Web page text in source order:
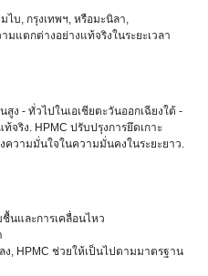
บ, กรุงเทพฯ, หรือมะนิลา,
มแตกต่างอย่างแท้จริงในระยะเวลา
- ทั่วไปในเอเชียตะวันออกเฉียงใต้ -
จริง. HPMC ปรับปรุงการยึดเกาะ
ความมั่นใจในความมั่นคงในระยะยาว.
นและการเคลื่อนไหว
ง, HPMC ช่วยให้เป็นไปตามมาตรฐาน